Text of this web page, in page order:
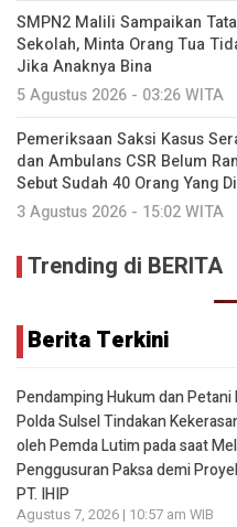
SMPN2 Malili Sampaikan
Sekolah, Minta Orang Tua
Jika Anaknya Bina
5 Agustus 2026 - 03:26 WITA
Pemeriksaan Saksi Kasus
dan Ambulans CSR Belum
Sebut Sudah 40 Orang Yang
3 Agustus 2026 - 15:02 WITA
Trending di BERITA
Berita Terkini
Pendamping Hukum dan Petani
Polda Sulsel Tindakan
oleh Pemda Lutim pada saat
Penggusuran Paksa demi
PT. IHIP
Agustus 7, 2026 | 10:57 am WIB